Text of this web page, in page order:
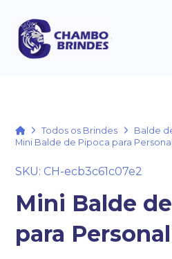
HomeTodos os Brindes
Balde
Mini Balde de Pipoca para
SKU: CH-ecb3c61c07e2
Mini Balde
para